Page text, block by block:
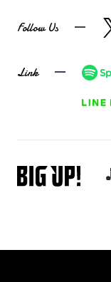
Follow Us
Link